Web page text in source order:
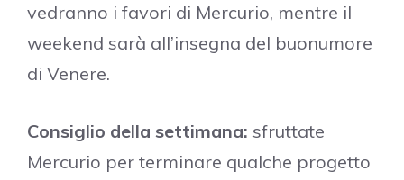
vedranno i favori di Mercurio, mentre il
weekend sarà all’insegna del buonumore
di Venere.
Consiglio della settimana: sfruttate
Mercurio per terminare qualche progetto